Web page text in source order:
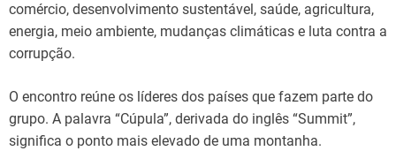
comércio, desenvolvimento sustentável, saúde, agricultura,
energia, meio ambiente, mudanças climáticas e luta contra a
corrupção.
O encontro reúne os líderes dos países que fazem parte do
grupo. A palavra “Cúpula”, derivada do inglês “Summit”,
significa o ponto mais elevado de uma montanha.